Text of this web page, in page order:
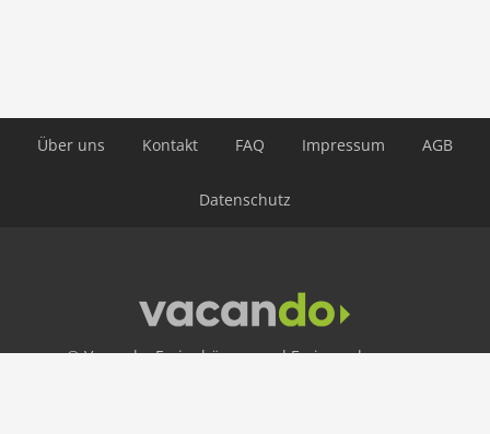
Über uns Kontakt FAQ Impressum AGB
Datenschutz
© Vacando: Ferienhäuser und Ferienwohnungen